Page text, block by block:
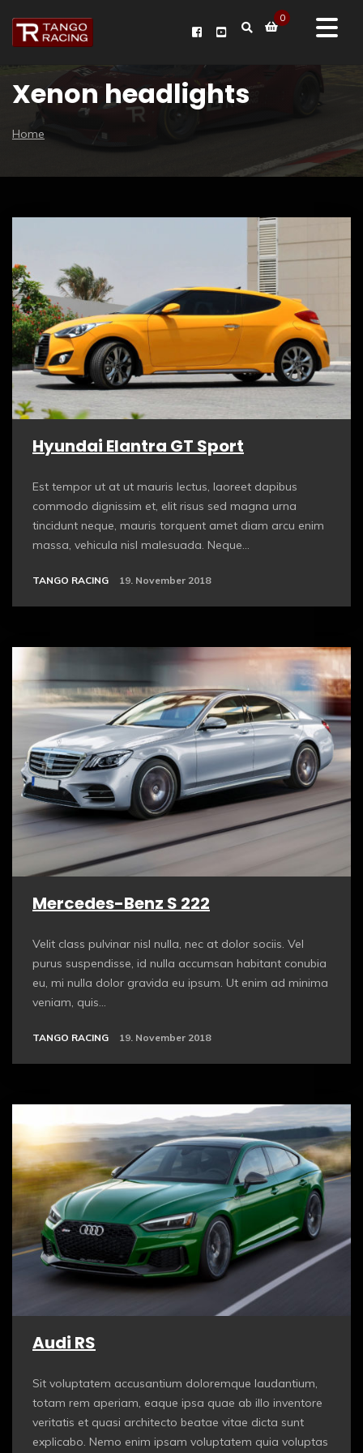
0
Xenon headlights
Home
Hyundai Elantra GT Sport
Est tempor ut at ut mauris lectus, laoreet dapibus
commodo dignissim et, elit risus sed magna urna
tincidunt neque, mauris torquent amet diam arcu enim
massa, vehicula nisl malesuada. Neque...
TANGO RACING 19. November 2018
Mercedes-Benz S 222
Velit class pulvinar nisl nulla, nec at dolor sociis. Vel
purus suspendisse, id nulla accumsan habitant conubia
eu, mi nulla dolor gravida eu ipsum. Ut enim ad minima
veniam, quis...
TANGO RACING 19. November 2018
Audi RS
Sit voluptatem accusantium doloremque laudantium,
totam rem aperiam, eaque ipsa quae ab illo inventore
veritatis et quasi architecto beatae vitae dicta sunt
explicabo. Nemo enim ipsam voluptatem quia voluptas